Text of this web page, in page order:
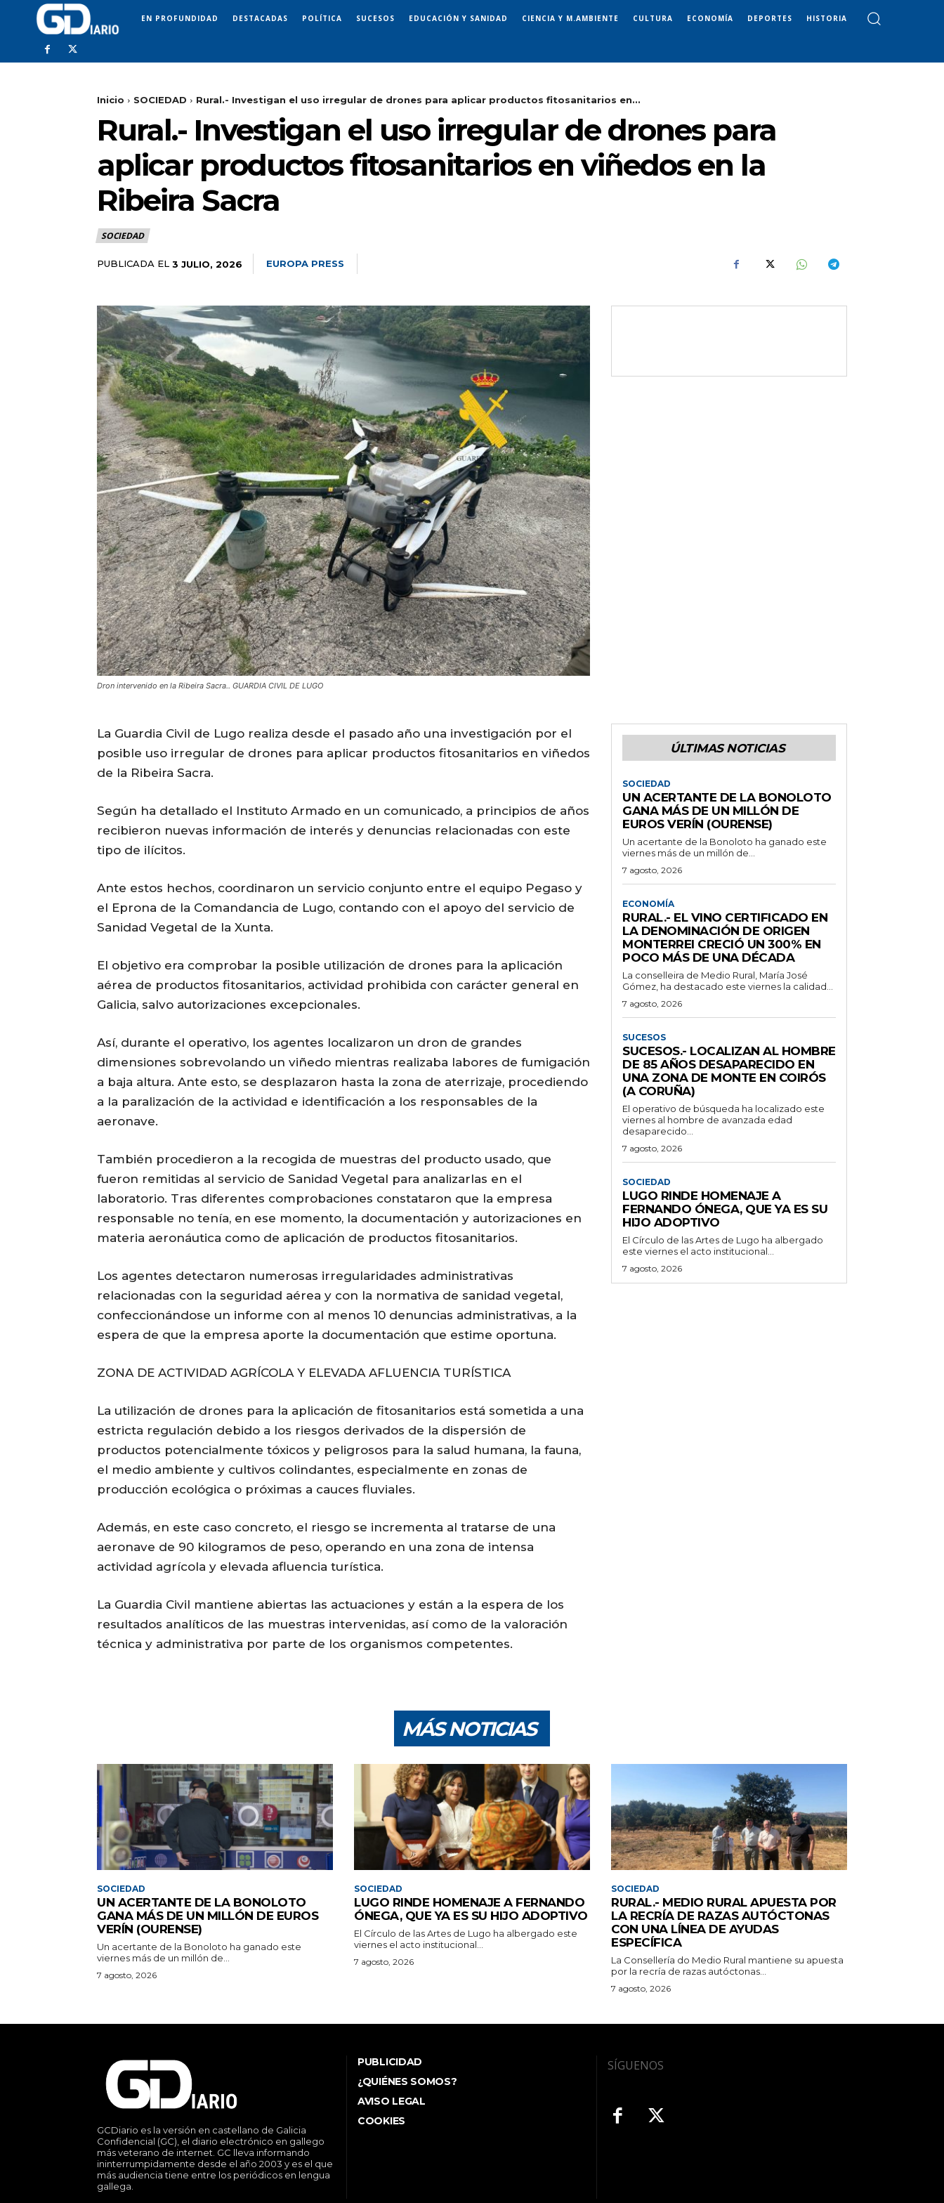
EN PROFUNDIDAD DESTACADAS POLÍTICA SUCESOS EDUCACIÓN Y SANIDAD CIENCIA Y M.AMBIENTE CULTURA ECONOMÍA DEPORTES HISTORIA
Inicio SOCIEDAD Rural.- Investigan el uso irregular de drones para aplicar productos fitosanitarios en...
Rural.- Investigan el uso irregular de drones para
aplicar productos fitosanitarios en viñedos en la
Ribeira Sacra
SOCIEDAD
PUBLICADA EL 3 JULIO, 2026 EUROPA PRESS
Dron intervenido en la Ribeira Sacra.. GUARDIA CIVIL DE LUGO
La Guardia Civil de Lugo realiza desde el pasado año una investigación por el
posible uso irregular de drones para aplicar productos fitosanitarios en viñedos
de la Ribeira Sacra.
Según ha detallado el Instituto Armado en un comunicado, a principios de años
recibieron nuevas información de interés y denuncias relacionadas con este
tipo de ilícitos.
Ante estos hechos, coordinaron un servicio conjunto entre el equipo Pegaso y
el Eprona de la Comandancia de Lugo, contando con el apoyo del servicio de
Sanidad Vegetal de la Xunta.
El objetivo era comprobar la posible utilización de drones para la aplicación
aérea de productos fitosanitarios, actividad prohibida con carácter general en
Galicia, salvo autorizaciones excepcionales.
Así, durante el operativo, los agentes localizaron un dron de grandes
dimensiones sobrevolando un viñedo mientras realizaba labores de fumigación
a baja altura. Ante esto, se desplazaron hasta la zona de aterrizaje, procediendo
a la paralización de la actividad e identificación a los responsables de la
aeronave.
También procedieron a la recogida de muestras del producto usado, que
fueron remitidas al servicio de Sanidad Vegetal para analizarlas en el
laboratorio. Tras diferentes comprobaciones constataron que la empresa
responsable no tenía, en ese momento, la documentación y autorizaciones en
materia aeronáutica como de aplicación de productos fitosanitarios.
Los agentes detectaron numerosas irregularidades administrativas
relacionadas con la seguridad aérea y con la normativa de sanidad vegetal,
confeccionándose un informe con al menos 10 denuncias administrativas, a la
espera de que la empresa aporte la documentación que estime oportuna.
ZONA DE ACTIVIDAD AGRÍCOLA Y ELEVADA AFLUENCIA TURÍSTICA
La utilización de drones para la aplicación de fitosanitarios está sometida a una
estricta regulación debido a los riesgos derivados de la dispersión de
productos potencialmente tóxicos y peligrosos para la salud humana, la fauna,
el medio ambiente y cultivos colindantes, especialmente en zonas de
producción ecológica o próximas a cauces fluviales.
Además, en este caso concreto, el riesgo se incrementa al tratarse de una
aeronave de 90 kilogramos de peso, operando en una zona de intensa
actividad agrícola y elevada afluencia turística.
La Guardia Civil mantiene abiertas las actuaciones y están a la espera de los
resultados analíticos de las muestras intervenidas, así como de la valoración
técnica y administrativa por parte de los organismos competentes.
ÚLTIMAS NOTICIAS
SOCIEDAD
UN ACERTANTE DE LA BONOLOTO
GANA MÁS DE UN MILLÓN DE
EUROS VERÍN (OURENSE)
Un acertante de la Bonoloto ha ganado este
viernes más de un millón de...
7 agosto, 2026
ECONOMÍA
RURAL.- EL VINO CERTIFICADO EN
LA DENOMINACIÓN DE ORIGEN
MONTERREI CRECIÓ UN 300% EN
POCO MÁS DE UNA DÉCADA
La conselleira de Medio Rural, María José
Gómez, ha destacado este viernes la calidad...
7 agosto, 2026
SUCESOS
SUCESOS.- LOCALIZAN AL HOMBRE
DE 85 AÑOS DESAPARECIDO EN
UNA ZONA DE MONTE EN COIRÓS
(A CORUÑA)
El operativo de búsqueda ha localizado este
viernes al hombre de avanzada edad
desaparecido...
7 agosto, 2026
SOCIEDAD
LUGO RINDE HOMENAJE A
FERNANDO ÓNEGA, QUE YA ES SU
HIJO ADOPTIVO
El Círculo de las Artes de Lugo ha albergado
este viernes el acto institucional...
7 agosto, 2026
MÁS NOTICIAS
SOCIEDAD
UN ACERTANTE DE LA BONOLOTO
GANA MÁS DE UN MILLÓN DE EUROS
VERÍN (OURENSE)
Un acertante de la Bonoloto ha ganado este
viernes más de un millón de...
7 agosto, 2026
SOCIEDAD
LUGO RINDE HOMENAJE A FERNANDO
ÓNEGA, QUE YA ES SU HIJO ADOPTIVO
El Círculo de las Artes de Lugo ha albergado este
viernes el acto institucional...
7 agosto, 2026
SOCIEDAD
RURAL.- MEDIO RURAL APUESTA POR
LA RECRÍA DE RAZAS AUTÓCTONAS
CON UNA LÍNEA DE AYUDAS
ESPECÍFICA
La Consellería do Medio Rural mantiene su apuesta
por la recría de razas autóctonas...
7 agosto, 2026
GCDiario es la versión en castellano de Galicia
Confidencial (GC), el diario electrónico en gallego
más veterano de internet. GC lleva informando
ininterrumpidamente desde el año 2003 y es el que
más audiencia tiene entre los periódicos en lengua
gallega.
PUBLICIDAD
¿QUIÉNES SOMOS?
AVISO LEGAL
COOKIES
SÍGUENOS